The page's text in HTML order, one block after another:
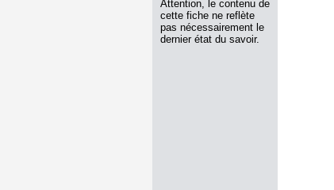
Attention, le contenu de
cette fiche ne reflète
pas nécessairement le
dernier état du savoir.